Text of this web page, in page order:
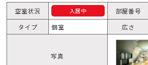
空室状況 入居中 部屋番号
タイプ
個室 広さ
写真